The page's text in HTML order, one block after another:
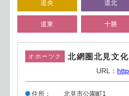
道央 道北
道東 十勝
オホーツク 北網圏北見文
URL：
住所
北見市公園町1